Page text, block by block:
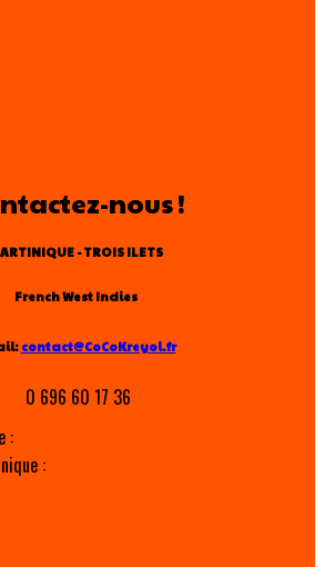
nous !
- TROIS ILETS
French West Indies
contact@CoCoKreyol.fr
0 696 60 17 36
:
: